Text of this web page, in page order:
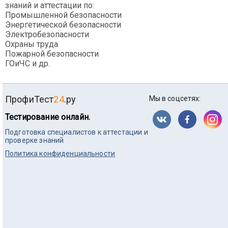
знаний и аттестации по:
Промышленной безопасности
Энергетической безопасности
Электробезопасности
Охраны труда
Пожарной безопасности
ГОиЧС и др.
ПрофиТест24.ру
Тестирование онлайн.
Подготовка специалистов к аттестации и
проверке знаний
Политика конфиденциальности
Мы в соцсетях: